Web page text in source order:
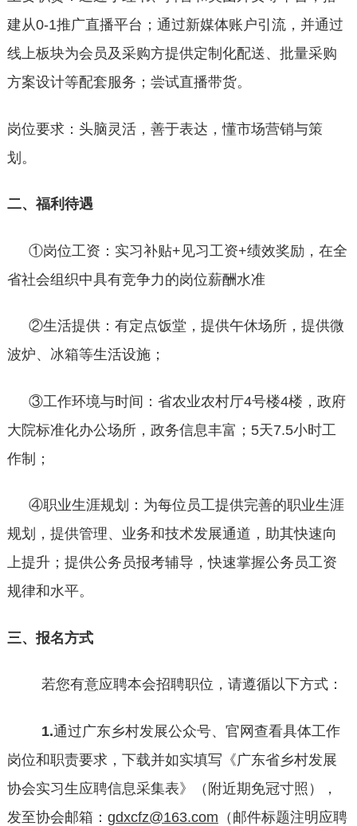
建从0-1推广直播平台；通过新媒体账户引流，并通过
线上板块为会员及采购方提供定制化配送、批量采购
方案设计等配套服务；尝试直播带货。
岗位要求：头脑灵活，善于表达，懂市场营销与策
划。
二、福利待遇
①岗位工资：实习补贴+见习工资+绩效奖励，在全
省社会组织中具有竞争力的岗位薪酬水准
②生活提供：有定点饭堂，提供午休场所，提供微
波炉、冰箱等生活设施；
③工作环境与时间：省农业农村厅4号楼4楼，政府
大院标准化办公场所，政务信息丰富；5天7.5小时工
作制；
④职业生涯规划：为每位员工提供完善的职业生涯
规划，提供管理、业务和技术发展通道，助其快速向
上提升；提供公务员报考辅导，快速掌握公务员工资
规律和水平。
三、报名方式
若您有意应聘本会招聘职位，请遵循以下方式：
1.通过广东乡村发展公众号、官网查看具体工作
岗位和职责要求，下载并如实填写《广东省乡村发展
协会实习生应聘信息采集表》（附近期免冠寸照），
发至协会邮箱： gdxcfz@163.com （邮件标题注明应聘